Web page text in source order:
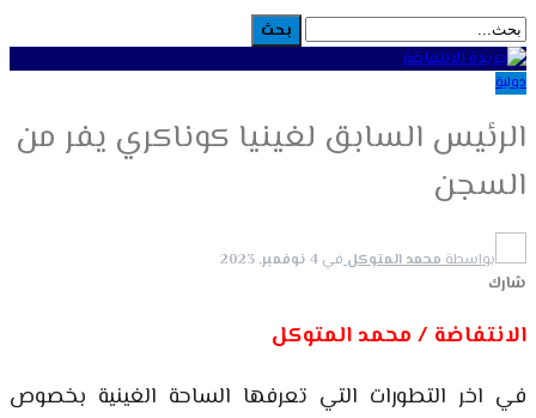
دولية
الرئيس السابق لغينيا كوناكري يفر من
السجن
بواسطةمحمد المتوكل في 4 نوفمبر, 2023
شارك
الانتفاضة / محمد المتوكل
في اخر التطورات التي تعرفها الساحة الغينية بخصوص